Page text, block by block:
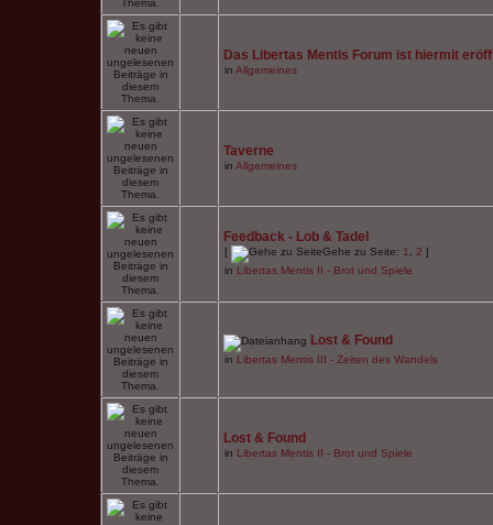
Das Libertas Mentis Forum ist hiermit
in Allgemeines
Taverne
in Allgemeines
Feedback - Lob & Tadel
[ Gehe zu Seite: 1 2 ]
in Libertas Mentis II - Brot und Spiele
Lost & Found
in Libertas Mentis III - Zeiten des Wandels
Lost & Found
in Libertas Mentis II - Brot und Spiele